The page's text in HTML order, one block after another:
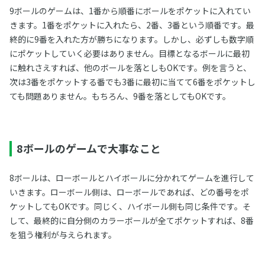
9ボールのゲームは、1番から順番にボールをポケットに入れてい
きます。1番をポケットに入れたら、2番、3番という順番です。最
終的に9番を入れた方が勝ちになります。しかし、必ずしも数字順
にポケットしていく必要はありません。目標となるボールに最初
に触れさえすれば、他のボールを落としもOKです。例を言うと、
次は3番をポケットする番でも3番に最初に当てて6番をポケットし
ても問題ありません。もちろん、9番を落としてもOKです。
8ボールのゲームで大事なこと
8ボールは、ローボールとハイボールに分かれてゲームを進行して
いきます。ローボール側は、ローボールであれば、どの番号をポ
ケットしてもOKです。同じく、ハイボール側も同じ条件です。そ
して、最終的に自分側のカラーボールが全てポケットすれば、8番
を狙う権利が与えられます。